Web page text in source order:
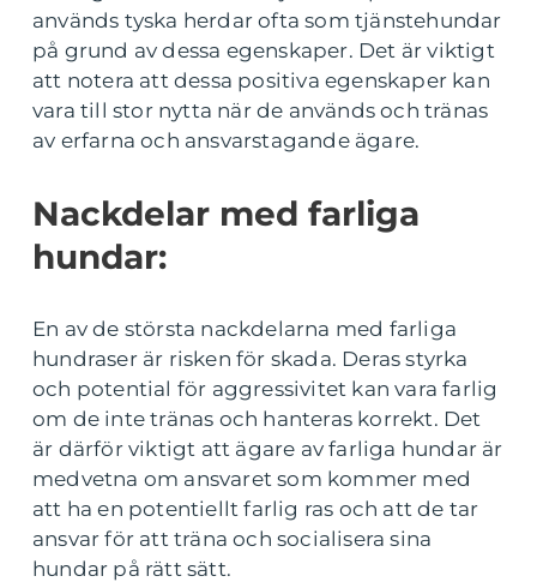
används tyska herdar ofta som tjänstehundar
på grund av dessa egenskaper. Det är viktigt
att notera att dessa positiva egenskaper kan
vara till stor nytta när de används och tränas
av erfarna och ansvarstagande ägare.
Nackdelar med farliga
hundar:
En av de största nackdelarna med farliga
hundraser är risken för skada. Deras styrka
och potential för aggressivitet kan vara farlig
om de inte tränas och hanteras korrekt. Det
är därför viktigt att ägare av farliga hundar är
medvetna om ansvaret som kommer med
att ha en potentiellt farlig ras och att de tar
ansvar för att träna och socialisera sina
hundar på rätt sätt.